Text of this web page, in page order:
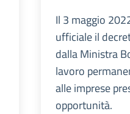
Il 3 maggio
ufficiale il
dalla Ministra
lavoro
alle imprese
opportunità.